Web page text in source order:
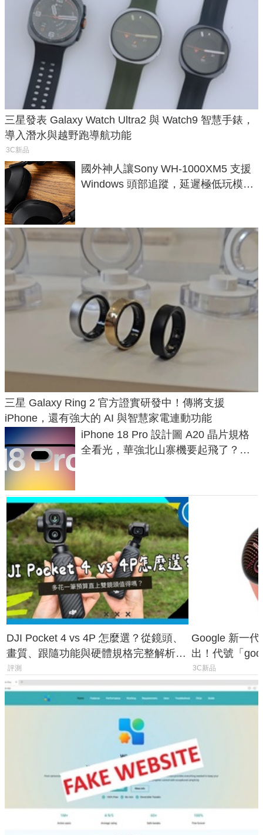
三星發表 Galaxy Watch Ultra2 與 Watch9 智慧手錶，
導入潛水與越野跑導航功能
3C新品
國外神人讓Sony WH-1000XM5 支援
Windows 頭部追蹤，延遲極低玩模擬
三星 Galaxy Ring 2 官方證實研發中！傳將支援
iPhone，還有強大的 AI 與智慧家電連動功能
iPhone 18 Pro 設計圖 A20 晶片規格
全看光，華強北山寨機要起飛了？專
DJI Pocket 4 vs 4P 怎麼選？從鏡頭、
畫質、跟隨功能與硬體規格完整解析，
一次看懂兩台差異
評測
Google 新一
出！代號「
鎖定 AI 應用
3C新品